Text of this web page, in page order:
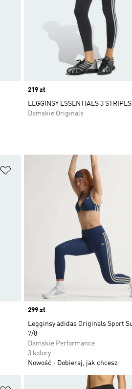
Price
219 zł
LEGGINSY ESSENTIALS 3
Damskie Originals
Dodaj do listy życzeń
Price
299 zł
Legginsy adidas Originals Sport
7/8
Damskie Performance
3 kolory
Nowość
Dobieraj, jak chcesz